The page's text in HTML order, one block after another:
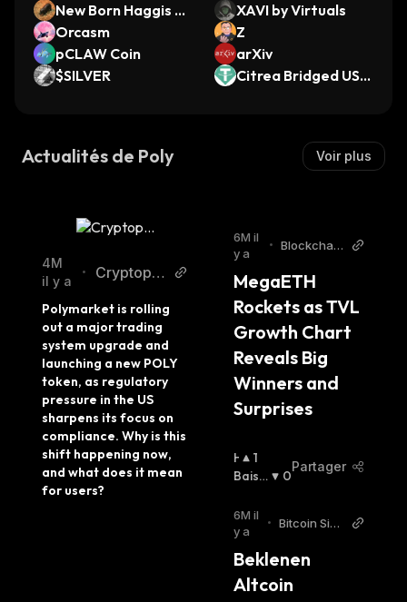
New Born Haggis Py
gmy Hippo
XAVI by Virtuals
Orcasm
Z
pCLAW Coin
arXiv
$SILVER
Citrea Bridged USD
Actualités de Poly Voir plus
4M
il y a
•
Cryptopoli
Polymarket is rolling
out a major trading
system upgrade and
launching a new POLY
token, as regulatory
pressure in the US
sharpens its focus on
compliance. Why is this
shift happening now,
and what does it mean
for users?
6M il
y a
•
Blockchain
MegaETH
Rockets as TVL
Growth Chart
Reveals Big
Winners and
Surprises
H
A
S
S
E
R
1
Baissi
0
Partager
6M il
y a
•
Bitcoin Sist
Beklenen
Altcoin